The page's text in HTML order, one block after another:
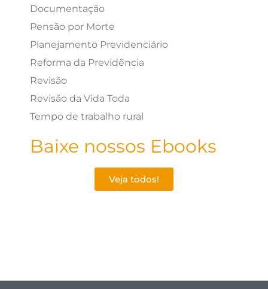
Documentação
Pensão por Morte
Planejamento Previdenciário
Reforma da Previdência
Revisão
Revisão da Vida Toda
Tempo de trabalho rural
Baixe nossos Ebooks
Veja todos!